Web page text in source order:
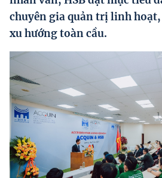
Khác
Video
Photo
chuyên gia quản trị linh
xu hướng toàn cầu.